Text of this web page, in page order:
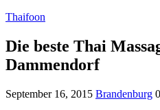
Thaifoon
Die beste Thai
Dammendorf
September 16, 2015 Brandenburg